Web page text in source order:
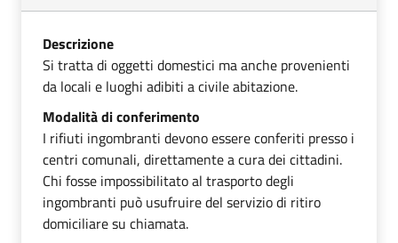
Descrizione
Si tratta di oggetti domestici ma anche provenienti
da locali e luoghi adibiti a civile abitazione.
Modalità di conferimento
I rifiuti ingombranti devono essere conferiti presso i
centri comunali, direttamente a cura dei cittadini.
Chi fosse impossibilitato al trasporto degli
ingombranti può usufruire del servizio di ritiro
domiciliare su chiamata.